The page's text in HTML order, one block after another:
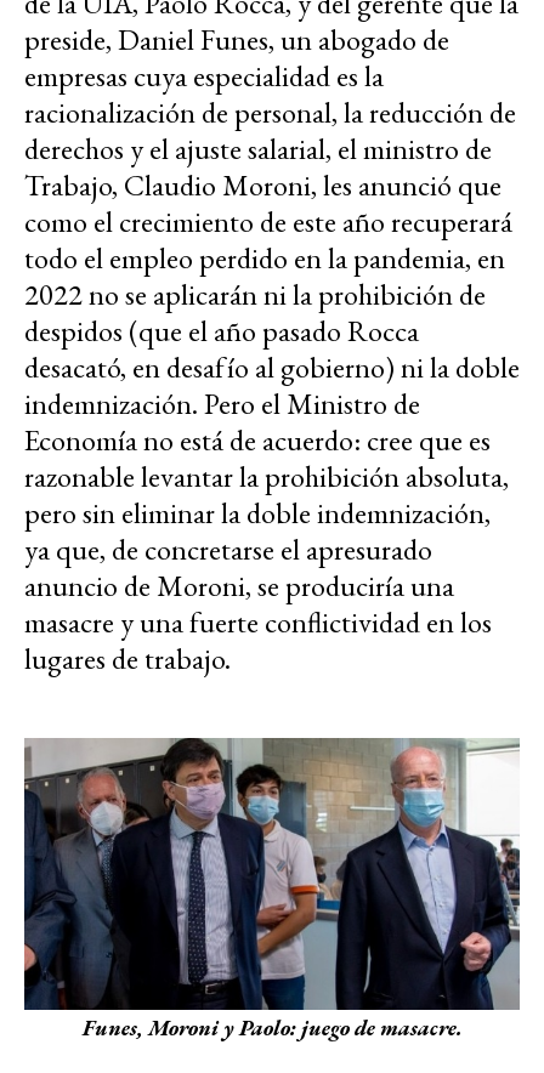
preside, Daniel Funes, un abogado de
empresas cuya especialidad es la
racionalización de personal, la reducción de
derechos y el ajuste salarial, el ministro de
Trabajo, Claudio Moroni, les anunció que
como el crecimiento de este año recuperará
todo el empleo perdido en la pandemia, en
2022 no se aplicarán ni la prohibición de
despidos (que el año pasado Rocca
desacató, en desafío al gobierno) ni la doble
indemnización. Pero el Ministro de
Economía no está de acuerdo: cree que es
razonable levantar la prohibición absoluta,
pero sin eliminar la doble indemnización,
ya que, de concretarse el apresurado
anuncio de Moroni, se produciría una
masacre y una fuerte conflictividad en los
lugares de trabajo.
Funes, Moroni y Paolo: juego de masacre.